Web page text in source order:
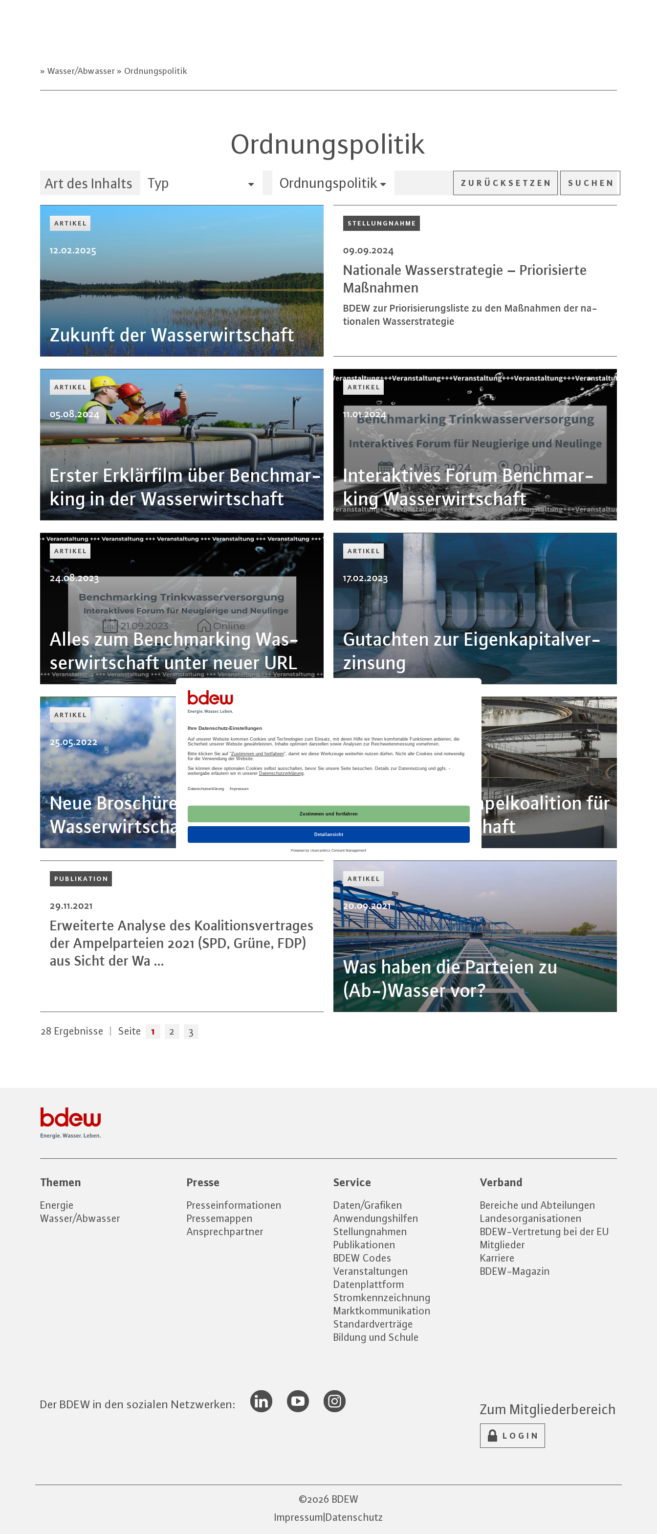
Wasser/Abwasser Ordnungspolitik
Ordnungspolitik
Art des Inhalts Typ Ordnungspolitik ZURÜCKSETZEN SUCHEN
ARTIKEL
12.02.2025
Zukunft der Was­ser­wirt­schaft
STEL­LUNG­NAH­ME
09.09.2024
Nationale Was­ser­stra­te­gie – Prio­ri­sier­te
Maßnahmen
BDEW zur Prio­ri­sie­rungs­lis­te zu den Maßnahmen der na­
tio­na­len Was­ser­stra­te­gie
ARTIKEL
05.08.2024
Erster Er­klär­film über Bench­mar­
king in der Was­ser­wirt­schaft
ARTIKEL
11.01.2024
In­ter­ak­ti­ves Forum Bench­mar­
king Was­ser­wirt­schaft
ARTIKEL
24.08.2023
Alles zum Bench­mar­king Was­
ser­wirt­schaft unter neuer URL
ARTIKEL
17.02.2023
Gutachten zur Ei­gen­ka­pi­tal­ver­
zin­sung
ARTIKEL
25.05.2022
Neue Broschüre Bench­mar­king
Was­ser­wirt­schaft
29.11.2021
Vorhaben der Am­pel­ko­ali­ti­on für
die Was­ser­wirt­schaft
PU­BLI­KA­TI­ON
29.11.2021
Er­wei­ter­te Analyse des Ko­ali­ti­ons­ver­tra­ges
der Am­pel­par­tei­en 2021 (SPD, Grüne, FDP)
aus Sicht der Wa ...
ARTIKEL
20.09.2021
Was haben die Parteien zu
(Ab-)Wasser vor?
28 Ergebnisse | Seite 1 2 3
Themen
Energie
Wasser/Abwasser
Presse
Presseinformationen
Pressemappen
Ansprechpartner
Service
Daten/Grafiken
Anwendungshilfen
Stellungnahmen
Publikationen
BDEW Codes
Veranstaltungen
Datenplattform
Stromkennzeichnung
Marktkommunikation
Standardverträge
Bildung und Schule
Verband
Bereiche und Abteilungen
Landesorganisationen
BDEW-Vertretung bei der EU
Mitglieder
Karriere
BDEW-Magazin
Der BDEW in den sozialen Netzwerken: Zum Mitgliederbereich
LOGIN
2026 BDEW
Impressum|Datenschutz